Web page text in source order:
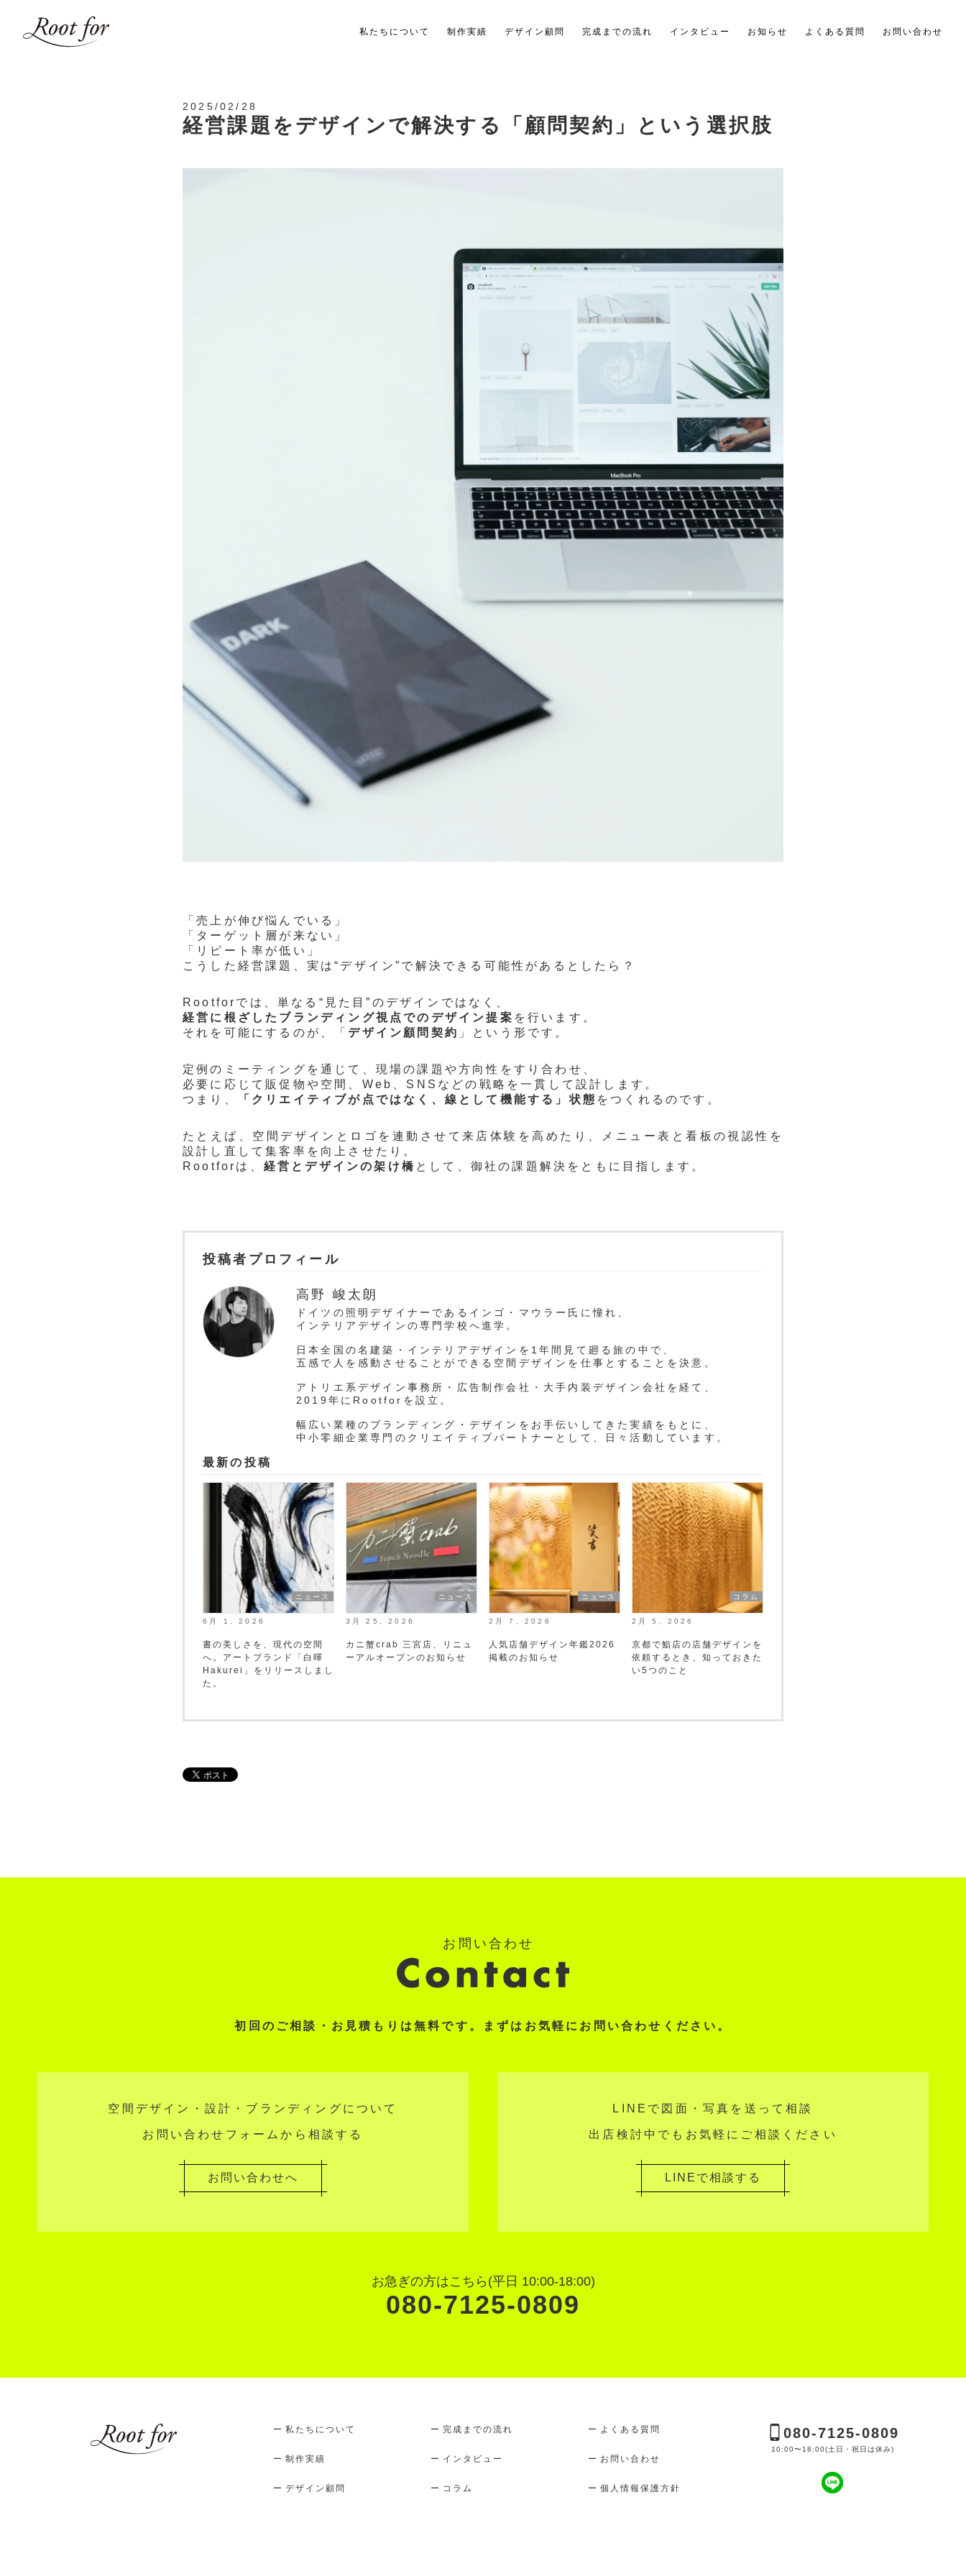
私たちについて 制作実績 デザイン顧問 完成までの流れ インタビュー お知らせ よくある質問 お問い合わせ
2025/02/28
経営課題をデザインで解決する「顧問契約」という選択肢
「売上が伸び悩んでいる」
「ターゲット層が来ない」
「リピート率が低い」
こうした経営課題、実は“デザイン”で解決できる可能性があるとしたら？
Rootforでは、単なる“見た目”のデザインではなく、
経営に根ざしたブランディング視点でのデザイン提案 を行います。
それを可能にするのが、「 デザイン顧問契約 」という形です。
定例のミーティングを通じて、現場の課題や方向性をすり合わせ、
必要に応じて販促物や空間、Web、SNSなどの戦略を一貫して設計します。
つまり、
「クリエイティブが点ではなく、線として機能する」状態 をつくれるのです。
たとえば、空間デザインとロゴを連動させて来店体験を高めたり、メニュー表と看板の視認性を
設計し直して集客率を向上させたり。
Rootforは、 経営とデザインの架け橋 として、御社の課題解決をともに目指します。
投稿者プロフィール
高野 峻太朗
ドイツの照明デザイナーであるインゴ・マウラー氏に憧れ、
インテリアデザインの専門学校へ進学。
日本全国の名建築・インテリアデザインを1年間見て廻る旅の中で、
五感で人を感動させることができる空間デザインを仕事とすることを決意。
アトリエ系デザイン事務所・広告制作会社・大手内装デザイン会社を経て、
2019年にRootforを設立。
幅広い業種のブランディング・デザインをお手伝いしてきた実績をもとに、
中小零細企業専門のクリエイティブパートナーとして、日々活動しています。
最新の投稿
ニュース
6月 1, 2026
書の美しさを、現代の空間
へ。アートブランド「白暉
Hakurei」をリリースしまし
た。
ニュース
3月 25, 2026
カニ蟹crab 三宮店、リニュ
ーアルオープンのお知らせ
ニュース
2月 7, 2026
人気店舗デザイン年鑑2026
掲載のお知らせ
コラム
2月 5, 2026
京都で鮨店の店舗デザインを
依頼するとき、知っておきた
い5つのこと
初回のご相談・お見積もりは無料です。まずはお気軽にお問い合わせください。
空間デザイン・設計・ブランディングについて
お問い合わせフォームから相談する
お問い合わせへ
LINEで図面・写真を送って相談
出店検討中でもお気軽にご相談ください
LINEで相談する
お急ぎの方はこちら(平日 10:00-18:00)
080-7125-0809
私たちについて
制作実績
デザイン顧問
完成までの流れ
インタビュー
コラム
よくある質問
お問い合わせ
個人情報保護方針
080-7125-0809
10:00〜18:00(土日・祝日は休み)